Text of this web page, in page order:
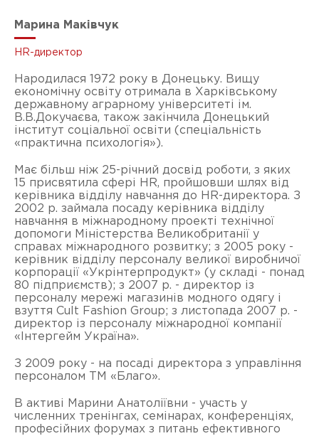
Марина Маківчук
HR-директор
Народилася 1972 року в Донецьку. Вищу
економічну освіту отримала в Харківському
державному аграрному університеті ім.
В.В.Докучаєва, також закінчила Донецький
інститут соціальної освіти (спеціальність
«практична психологія»).
Має більш ніж 25-річний досвід роботи, з яких
15 присвятила сфері HR, пройшовши шлях від
керівника відділу навчання до HR-директора. З
2002 р. займала посаду керівника відділу
навчання в міжнародному проекті технічної
допомоги Міністерства Великобританії у
справах міжнародного розвитку; з 2005 року -
керівник відділу персоналу великої виробничої
корпорації «Укрінтерпродукт» (у складі - понад
80 підприємств); з 2007 р. - директор із
персоналу мережі магазинів модного одягу і
взуття Cult Fashion Group; з листопада 2007 р. -
директор із персоналу міжнародної компанії
«Інтергейм Україна».
З 2009 року - на посаді директора з управління
персоналом ТМ «Благо».
В активі Марини Анатоліївни - участь у
численних тренінгах, семінарах, конференціях,
професійних форумах з питань ефективного